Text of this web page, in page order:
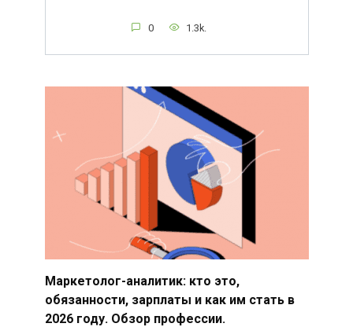
0 1.3k.
Маркетолог-аналитик: кто это,
обязанности, зарплаты и как им стать в
2026 году. Обзор профессии.